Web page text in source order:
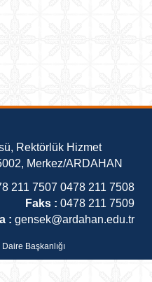
Rektörlük Hizmet
Merkez/ARDAHAN
211 7507 0478 211 7508
Faks : 0478 211 7509
: gensek@ardahan.edu.tr
Başkanlığı